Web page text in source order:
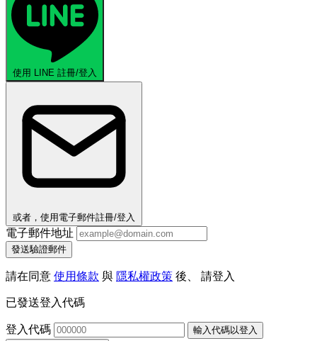
使用 LINE 註冊/登入
或者，使用電子郵件註冊/登入
電子郵件地址
發送驗證郵件
請在同意 使用條款 與 隱私權政策 後、 請登入
已發送登入代碼
登入代碼
輸入代碼以登入